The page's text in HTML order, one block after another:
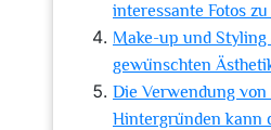
interessante Fotos
Make-up und
gewünschten
Die Verwendung
Hintergründen kann